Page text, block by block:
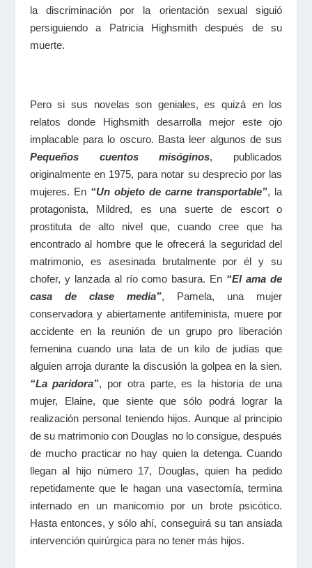
la discriminación por la orientación sexual siguió
persiguiendo a Patricia Highsmith después de su
muerte.
Pero si sus novelas son geniales, es quizá en los
relatos donde Highsmith desarrolla mejor este ojo
implacable para lo oscuro. Basta leer algunos de sus
Pequeños cuentos misóginos, publicados
originalmente en 1975, para notar su desprecio por las
mujeres. En “Un objeto de carne transportable”, la
protagonista, Mildred, es una suerte de escort o
prostituta de alto nivel que, cuando cree que ha
encontrado al hombre que le ofrecerá la seguridad del
matrimonio, es asesinada brutalmente por él y su
chofer, y lanzada al río como basura. En “El ama de
casa de clase media”, Pamela, una mujer
conservadora y abiertamente antifeminista, muere por
accidente en la reunión de un grupo pro liberación
femenina cuando una lata de un kilo de judías que
alguien arroja durante la discusión la golpea en la sien.
“La paridora”, por otra parte, es la historia de una
mujer, Elaine, que siente que sólo podrá lograr la
realización personal teniendo hijos. Aunque al principio
de su matrimonio con Douglas no lo consigue, después
de mucho practicar no hay quien la detenga. Cuando
llegan al hijo número 17, Douglas, quien ha pedido
repetidamente que le hagan una vasectomía, termina
internado en un manicomio por un brote psicótico.
Hasta entonces, y sólo ahí, conseguirá su tan ansiada
intervención quirúrgica para no tener más hijos.